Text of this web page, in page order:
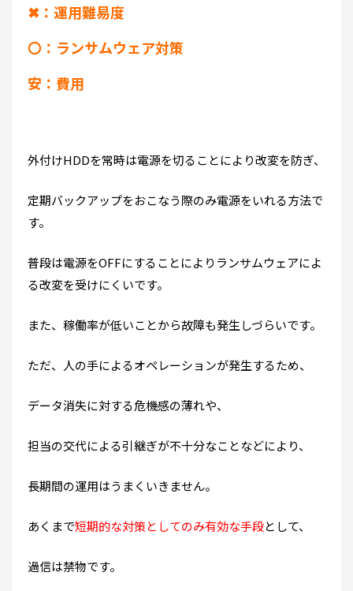
✖：運用難易度
〇：ランサムウェア対策
安：費用
外付けHDDを常時は電源を切ることにより改変を防ぎ、
定期バックアップをおこなう際のみ電源をいれる方法で
す。
普段は電源をOFFにすることによりランサムウェアによ
る改変を受けにくいです。
また、稼働率が低いことから故障も発生しづらいです。
ただ、人の手によるオペレーションが発生するため、
データ消失に対する危機感の薄れや、
担当の交代による引継ぎが不十分なことなどにより、
長期間の運用はうまくいきません。
あくまで短期的な対策としてのみ有効な手段として、
過信は禁物です。